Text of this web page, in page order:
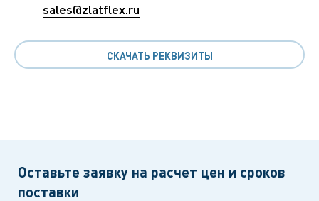
sales@zlatflex.ru
СКАЧАТЬ РЕКВИЗИТЫ
Оставьте заявку на расчет цен и сроков
поставки